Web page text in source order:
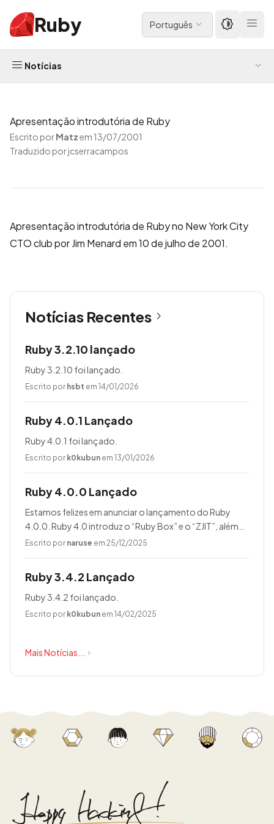
Ruby Português
Notícias
Apresentação introdutória de Ruby
Escrito porMatzem 13/07/2001
Traduzido por jcserracampos
Apresentação introdutória de Ruby no New York City
CTO clubpor Jim Menard em 10 de julho de 2001.
Notícias Recentes
Ruby 3.2.10 lançado
Ruby 3.2.10 foi lançado.
Escrito por hsbt em 14/01/2026
Ruby 4.0.1 Lançado
Ruby 4.0.1 foi lançado.
Escrito por k0kubun em 13/01/2026
Ruby 4.0.0 Lançado
Estamos felizes em anunciar o lançamento do Ruby
4.0.0. Ruby 4.0 introduz o “Ruby Box” e o “ZJIT”, além
de muitas melhorias.
Escrito por naruse em 25/12/2025
Ruby 3.4.2 Lançado
Ruby 3.4.2 foi lançado.
Escrito por k0kubun em 14/02/2025
Mais Notícias...